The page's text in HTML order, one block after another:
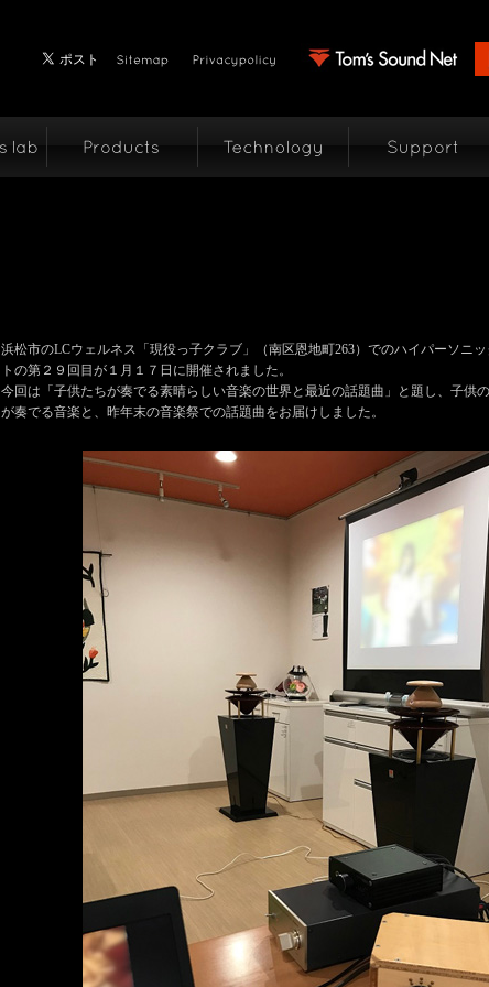
浜松市のLCウェルネス「現役っ子クラブ」（南区恩地町263）でのハイパーソニ
トの第２９回目が１月１７日に開催されました。
今回は「子供たちが奏でる素晴らしい音楽の世界と最近の話題曲」と題し、子供
が奏でる音楽と、昨年末の音楽祭での話題曲をお届けしました。